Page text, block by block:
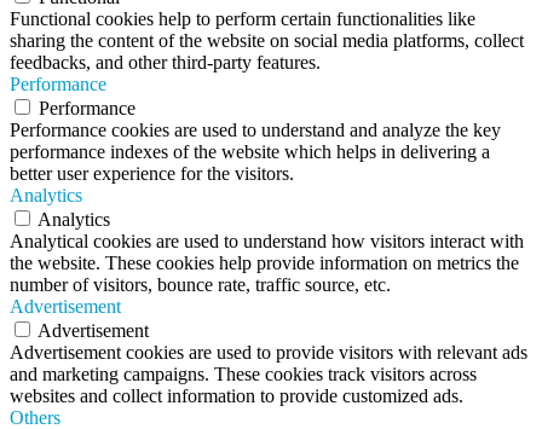
Functional cookies help to perform certain functionalities like
sharing the content of the website on social media platforms, collect
feedbacks, and other third-party features.
Performance
Performance
Performance cookies are used to understand and analyze the key
performance indexes of the website which helps in delivering a
better user experience for the visitors.
Analytics
Analytics
Analytical cookies are used to understand how visitors interact with
the website. These cookies help provide information on metrics the
number of visitors, bounce rate, traffic source, etc.
Advertisement
Advertisement
Advertisement cookies are used to provide visitors with relevant ads
and marketing campaigns. These cookies track visitors across
websites and collect information to provide customized ads.
Others